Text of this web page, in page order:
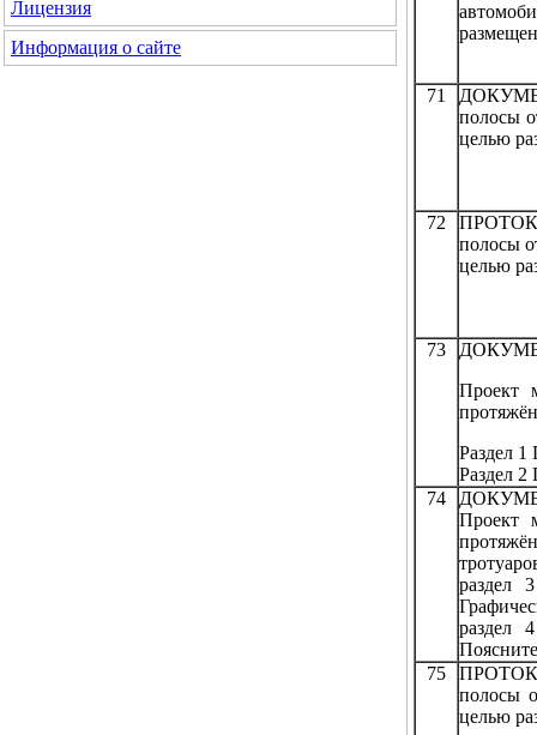
Лицензия
Информация о сайте
71
полосы
целью
72
полосы
целью
73
Проект
Раздел 1
Раздел 2
74
Проект
раздел
раздел
75
полосы
целью